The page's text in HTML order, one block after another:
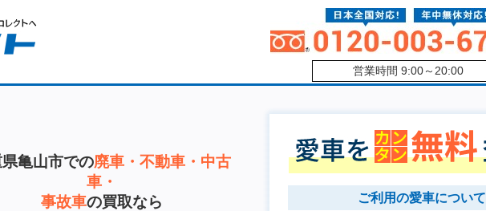
営業時間 9:00～20:00
亀山市での廃車・不動車・中古
車・
事故車の買取なら ご利用の愛車について